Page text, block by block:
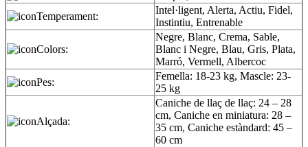
Temperament:
Intel·ligent, Alerta, Actiu, Fidel,
Instintiu, Entrenable
Colors:
Negre, Blanc, Crema, Sable,
Blanc i Negre, Blau, Gris, Plata,
Marró, Vermell, Albercoc
Pes:
Femella: 18-23 kg, Mascle: 23-
25 kg
Alçada:
Caniche de llaç de llaç: 24 – 28
cm, Caniche en miniatura: 28 –
35 cm, Caniche estàndard: 45 –
60 cm